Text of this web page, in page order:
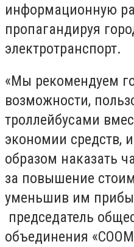
информационную
пропагандируя
электротранспорт.
«Мы рекомендуем
возможности,
троллейбусами
экономии средств,
образом наказать
за повышение
уменьшив им
председатель
объединения